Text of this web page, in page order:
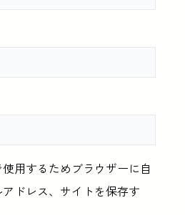
用するためブラウザーに自
ドレス、サイトを保存す